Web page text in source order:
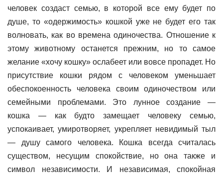
человек создаст семью, в которой все ему будет по
душе, то «одержимость» кошкой уже не будет его так
волновать, как во времена одиночества. Отношение к
этому животному останется прежним, но то самое
желание «хочу кошку» ослабеет или вовсе пропадет. Но
присутствие кошки рядом с человеком уменьшает
обеспокоенность человека своим одиночеством или
семейными проблемами. Это лунное создание —
кошка — как будто замещает человеку семью,
успокаивает, умиротворяет, укрепляет невидимый тыл
— душу самого человека. Кошка всегда считалась
существом, несущим спокойствие, но она также и
символ независимости. И независимая, спокойная